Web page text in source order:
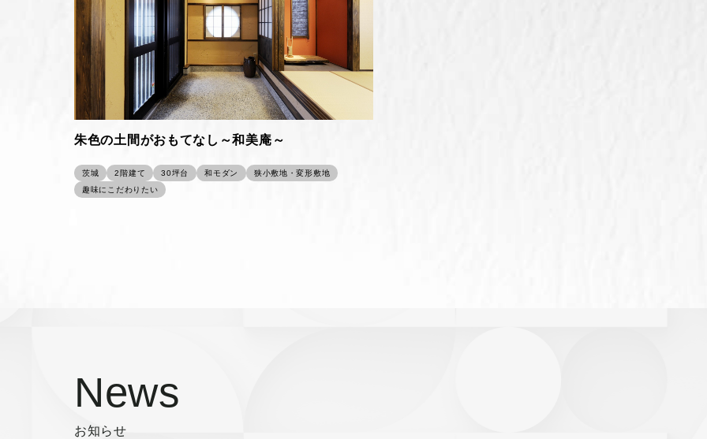
朱色の土間がおもてなし～和美庵～
茨城 2階建て 30坪台 和モダン
狭小敷地・変形敷地
趣味にこだわりたい
News
お知らせ